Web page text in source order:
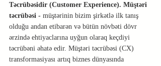
Təcrübəsidir (Customer Experience). Müştəri
təcrübəsi - müştərinin bizim şirkətlə ilk tanış
olduğu andan etibarən və bütün növbəti dövr
ərzində ehtiyaclarına uyğun olaraq keçdiyi
təcrübəni əhatə edir. Müştəri təcrübəsi (CX)
transformasiyası artıq biznes dünyasında